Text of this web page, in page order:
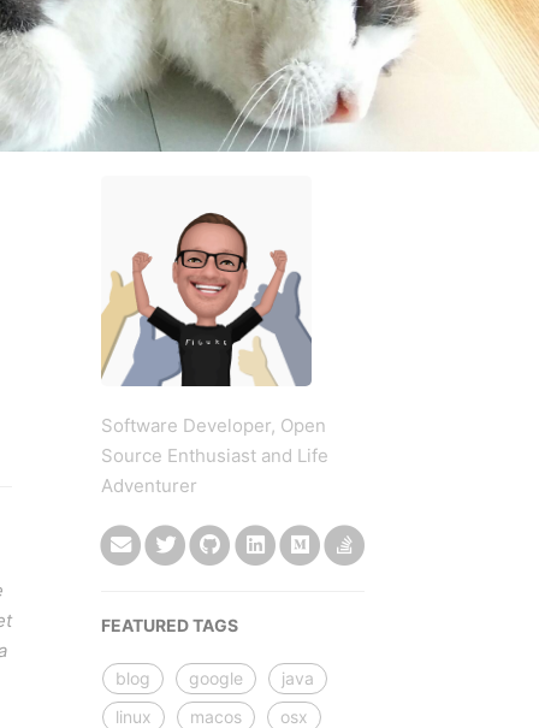
Software Developer, Open
Source Enthusiast and Life
Adventurer
FEATURED TAGS
blog google
java
linux
macos
osx